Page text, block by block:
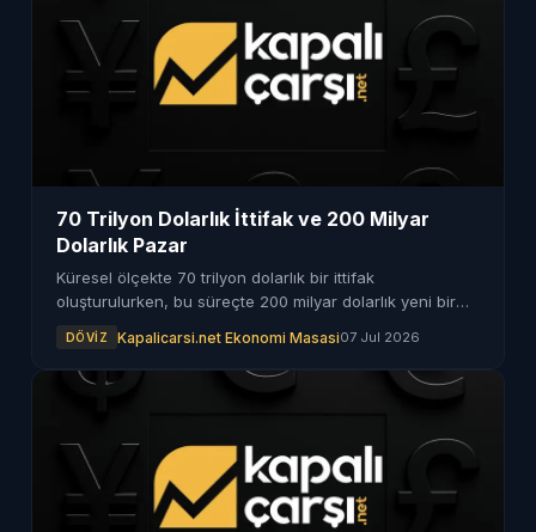
70 Trilyon Dolarlık İttifak ve 200 Milyar
Dolarlık Pazar
Küresel ölçekte 70 trilyon dolarlık bir ittifak
oluşturulurken, bu süreçte 200 milyar dolarlık yeni bir
DÖVIZ Kapalicarsi.net Ekonomi Masasi07 Jul 2026